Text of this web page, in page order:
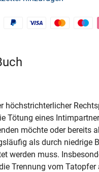
höchstrichterlicher
Tötung eines
möchte oder bereits
als durch niedrige
werden muss.
Trennung vom Tatopfer